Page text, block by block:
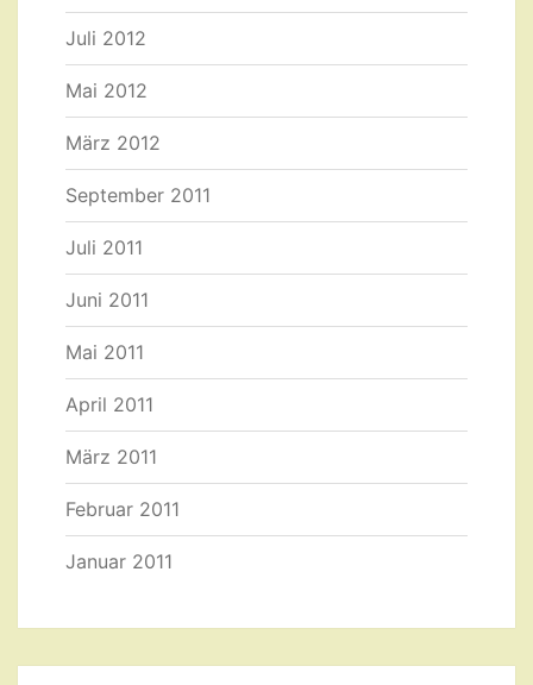
Juli 2012
Mai 2012
März 2012
September 2011
Juli 2011
Juni 2011
Mai 2011
April 2011
März 2011
Februar 2011
Januar 2011